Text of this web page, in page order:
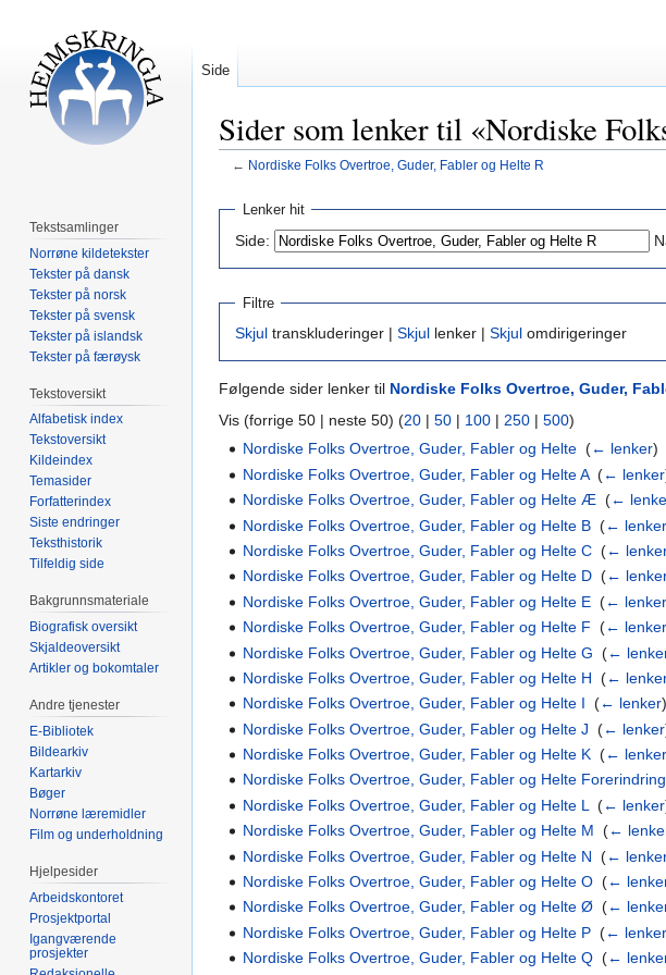
Sider som lenker til «Nordiske
← Nordiske Folks Overtroe, Guder, Fabler og Helte R
Hopp
navigering
Hopp
søk
Lenker hit
Side:
Filtre
Skjul transkluderinger | Skjul lenker | Skjul omdirigeringer
Følgende sider lenker til Nordiske Folks Overtroe, Guder,
Vis (forrige 50 | neste 50) (20 | 50 | 100 | 250 | 500)
Nordiske Folks Overtroe, Guder, Fabler og Helte ‎(← lenker)
Nordiske Folks Overtroe, Guder, Fabler og Helte A‎(← lenker
Nordiske Folks Overtroe, Guder, Fabler og Helte Æ ‎(←
Nordiske Folks Overtroe, Guder, Fabler og Helte B ‎(←
Nordiske Folks Overtroe, Guder, Fabler og Helte C ‎(←
Nordiske Folks Overtroe, Guder, Fabler og Helte D ‎(←
Nordiske Folks Overtroe, Guder, Fabler og Helte E ‎(←
Nordiske Folks Overtroe, Guder, Fabler og Helte F ‎(←
Nordiske Folks Overtroe, Guder, Fabler og Helte G ‎(←
Nordiske Folks Overtroe, Guder, Fabler og Helte H ‎(←
Nordiske Folks Overtroe, Guder, Fabler og Helte I ‎(← lenker)
Nordiske Folks Overtroe, Guder, Fabler og Helte J ‎(← lenker
Nordiske Folks Overtroe, Guder, Fabler og Helte K ‎(←
Nordiske Folks Overtroe, Guder, Fabler og Helte Forerindring
Nordiske Folks Overtroe, Guder, Fabler og Helte L
‎(← lenker
Nordiske Folks Overtroe, Guder, Fabler og Helte M ‎(←
Nordiske Folks Overtroe, Guder, Fabler og Helte N ‎(←
Nordiske Folks Overtroe, Guder, Fabler og Helte O ‎(←
Nordiske Folks Overtroe, Guder, Fabler og Helte Ø ‎(←
Nordiske Folks Overtroe, Guder, Fabler og Helte P ‎(←
Nordiske Folks Overtroe, Guder, Fabler og Helte Q ‎(←
Side
Tekstsamlinger
Norrøne kildetekster
Tekster på dansk
Tekster på norsk
Tekster på svensk
Tekster på islandsk
Tekster på færøysk
Tekstoversikt
Alfabetisk index
Tekstoversikt
Kildeindex
Temasider
Forfatterindex
Siste endringer
Teksthistorik
Tilfeldig side
Bakgrunnsmateriale
Biografisk oversikt
Skjaldeoversikt
Artikler og bokomtaler
Andre tjenester
E-Bibliotek
Bildearkiv
Kartarkiv
Bøger
Norrøne læremidler
Film og underholdning
Hjelpesider
Arbeidskontoret
Prosjektportal
Igangværende
prosjekter